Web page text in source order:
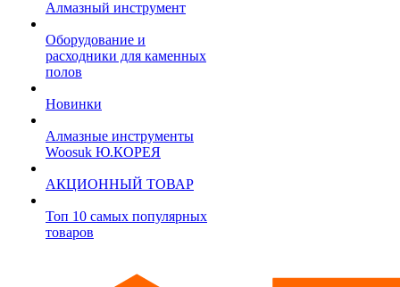
Алмазный инструмент
Оборудование и
расходники для каменных
полов
Новинки
Алмазные инструменты
Woosuk Ю.КОРЕЯ
АКЦИОННЫЙ ТОВАР
Топ 10 самых популярных
товаров